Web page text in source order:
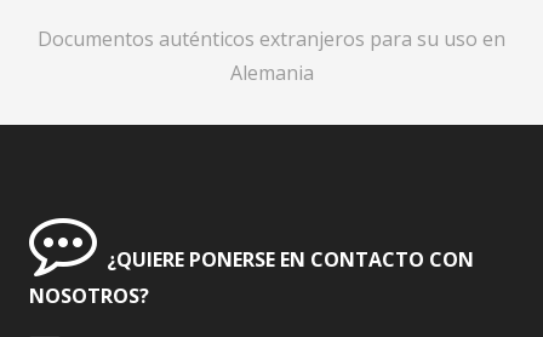
Documentos auténticos extranjeros para su uso en
Alemania
¿QUIERE PONERSE EN CONTACTO CON
NOSOTROS?